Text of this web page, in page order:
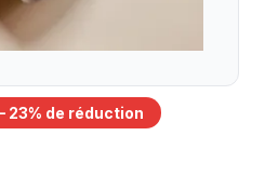
23% de réduction